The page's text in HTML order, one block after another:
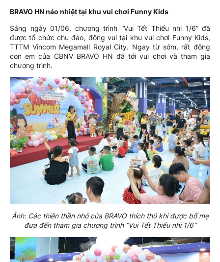
BRAVO HN náo nhiệt tại khu vui chơi Funny Kids
Sáng ngày 01/06, chương trình “Vui Tết Thiếu nhi 1/6” đã
được tổ chức chu đáo, đông vui tại khu vui chơi Funny Kids,
TTTM Vincom Megamall Royal City. Ngay từ sớm, rất đông
con em của CBNV BRAVO HN đã tới vui chơi và tham gia
chương trình.
Ảnh: Các thiên thần nhỏ của BRAVO thích thú khi được bố mẹ
đưa đến tham gia chương trình “Vui Tết Thiếu nhi 1/6”